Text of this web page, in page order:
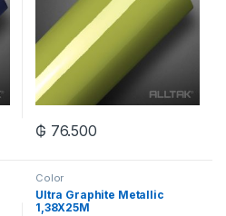
₲ 76.500
Color
Ultra Graphite Metallic
1,38X25M